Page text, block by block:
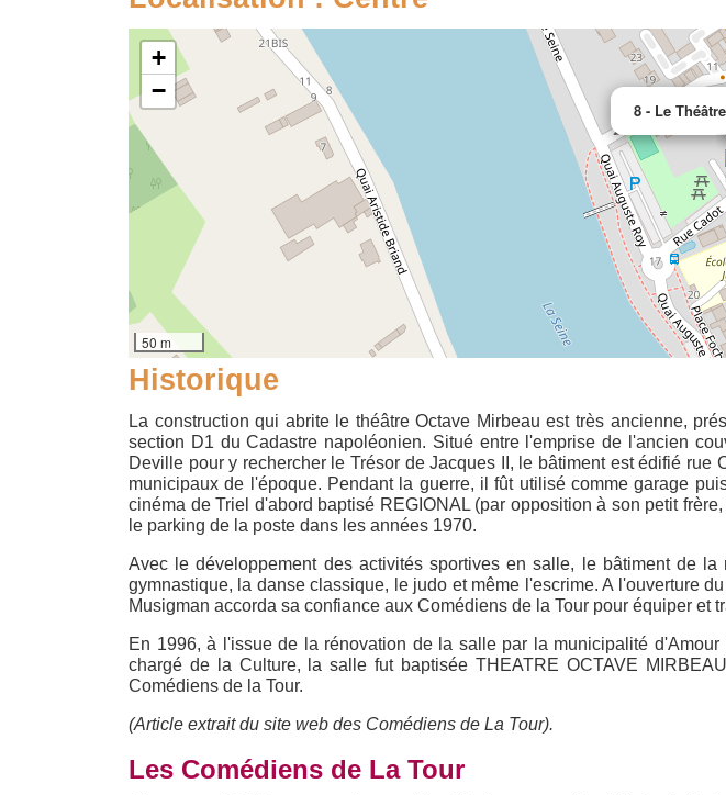
8 - Le
+
−
50 m
Historique
La construction qui abrite le théâtre Octave Mirbeau est très ancienne,
section D1 du Cadastre napoléonien. Situé entre l'emprise de l'ancien
Deville pour y rechercher le Trésor de Jacques II, le bâtiment est édifié
municipaux de l'époque. Pendant la guerre, il fût utilisé comme garage
cinéma de Triel d'abord baptisé REGIONAL (par opposition à son petit
le parking de la poste dans les années 1970.
Avec le développement des activités sportives en salle, le bâtiment de
gymnastique, la danse classique, le judo et même l'escrime. A l'ouverture
Musigman accorda sa confiance aux Comédiens de la Tour pour équiper et
En 1996, à l'issue de la rénovation de la salle par la municipalité
chargé de la Culture, la salle fut baptisée THEATRE OCTAVE
Comédiens de la Tour.
(Article extrait du site web des Comédiens de La Tour).
Les Comédiens de La Tour